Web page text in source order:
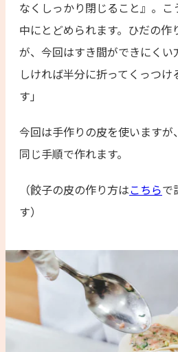
なくしっかり閉じること』。こ
中にとどめられます。ひだの作
が、今回はすき間ができにくい
しければ半分に折ってくっつ
す」
今回は手作りの皮を使いますが
同じ手順で作れます。
（餃子の皮の作り方はこちらで
す）